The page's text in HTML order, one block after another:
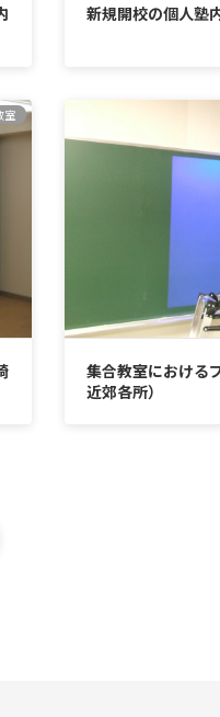
新規開校の個人塾
室
集合教室における
近郊各所）